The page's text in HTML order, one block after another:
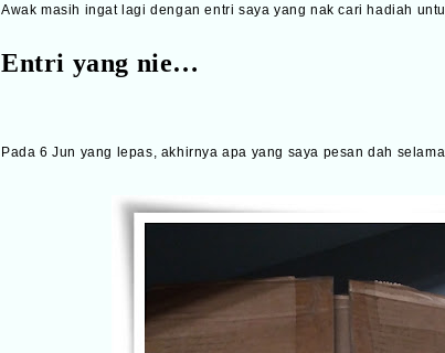
Awak masih ingat lagi dengan entri saya yang nak cari hadiah
Entri yang nie…
Pada 6 Jun yang lepas, akhirnya apa yang saya pesan dah